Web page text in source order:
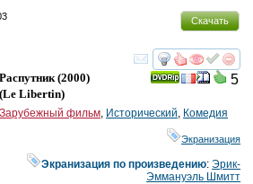
Скачать
смотреть
5
Распутник (2000)
(Le Libertin)
Зарубежный фильм, Исторический, Комедия
Экранизация
Экранизация по произведению:Эрик-
Эммануэль Шмитт